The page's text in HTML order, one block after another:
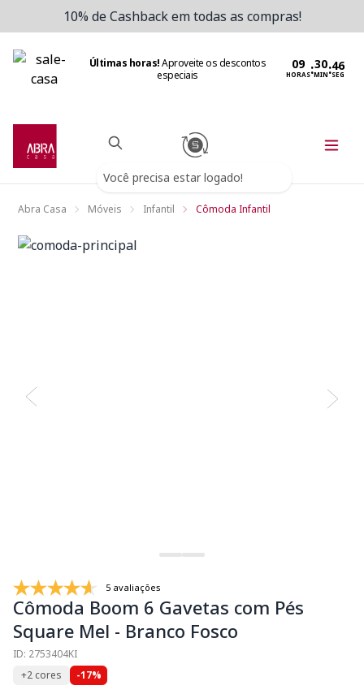
10% de Cashback em todas as compras!
Últimas horas!Aproveite os descontos
especiais
HORAS:MIN:SEG
Você precisa estar logado!
Abra Casa Móveis Infantil Cômoda Infantil
5 avaliações
Cômoda Boom 6 Gavetas com Pés
Square Mel - Branco Fosco
ID: 2753404KI
+2 cores
-17%